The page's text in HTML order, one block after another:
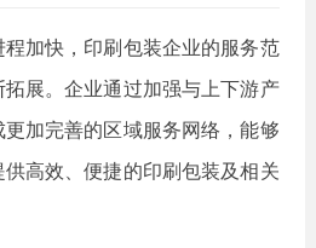
加快，印刷包装企业的服务范
展。企业通过加强与上下游产
加完善的区域服务网络，能够
高效、便捷的印刷包装及相关